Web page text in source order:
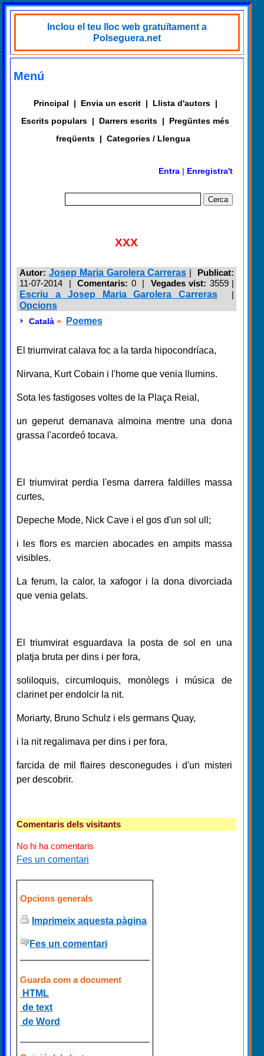
Inclou el teu lloc web gratuïtament a
Polseguera.net
Menú
Principal | Envia un escrit | Llista d'autors |
Escrits populars | Darrers escrits |
Pregüntes més
freqüents | Categories / Llengua
Entra | Enregistra't
XXX
Autor: Josep Maria Garolera Carreras | Publicat:
11-07-2014 |Comentaris: 0 |Vegades vist: 3559 |
Escriu a Josep Maria Garolera Carreras |
Opcions
Català » Poemes
El triumvirat calava foc a la tarda hipocondríaca,
Nirvana, Kurt Cobain i l'home que venia llumins.
Sota les fastigoses voltes de la Plaça Reial,
un geperut demanava almoina mentre una dona
grassa l'acordeó tocava.
El triumvirat perdia l'esma darrera faldilles massa
curtes,
Depeche Mode, Nick Cave i el gos d'un sol ull;
i les flors es marcien abocades en ampits massa
visibles.
La ferum, la calor, la xafogor i la dona divorciada
que venia gelats.
El triumvirat esguardava la posta de sol en una
platja bruta per dins i per fora,
soliloquis, circumloquis, monòlegs i música de
clarinet per endolcir la nit.
Moriarty, Bruno Schulz i els germans Quay,
i la nit regalimava per dins i per fora,
farcida de mil flaires desconegudes i d'un misteri
per descobrir.
Comentaris dels visitants
No hi ha comentaris
Fes un comentari
Opcions generals
Imprimeix aquesta pàgina
Fes un comentari
Guarda com a document
HTML
de text
de Word